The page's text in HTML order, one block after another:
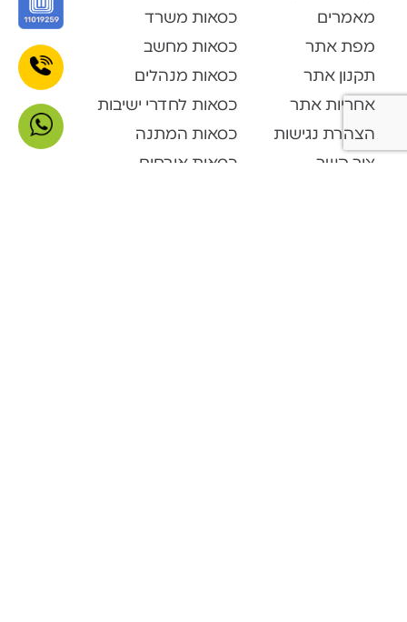
מאמרים
מפת אתר
תקנון אתר
אחריות אתר
הצהרת נגישות
צור קשר
כסאות משרד
כסאות מחשב
כסאות מנהלים
כסאות לחדרי ישיבות
כסאות המתנה
כסאות אורחים